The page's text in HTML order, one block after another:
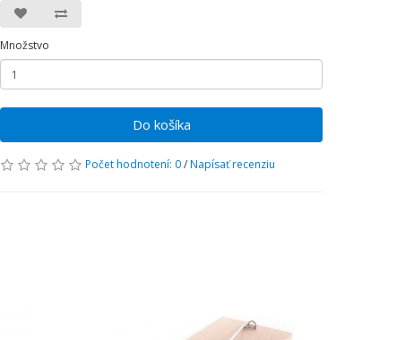
Množstvo
Do košíka
Počet hodnotení: 0/Napísať recenziu